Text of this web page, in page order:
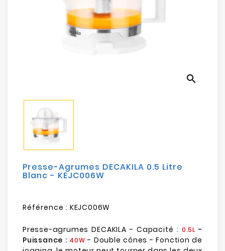
Electroménager
Sécurité
Mobilités
Loisirs
search
Presse-Agrumes DECAKILA 0.5 Litre
Blanc - KEJC006W
Référence : KEJC006W
Presse-agrumes DECAKILA - Capacité : 0.5L -
Puissance : 40W - Double cônes - Fonction de